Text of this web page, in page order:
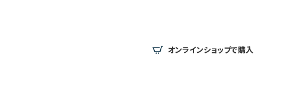
オンラインショップで購入